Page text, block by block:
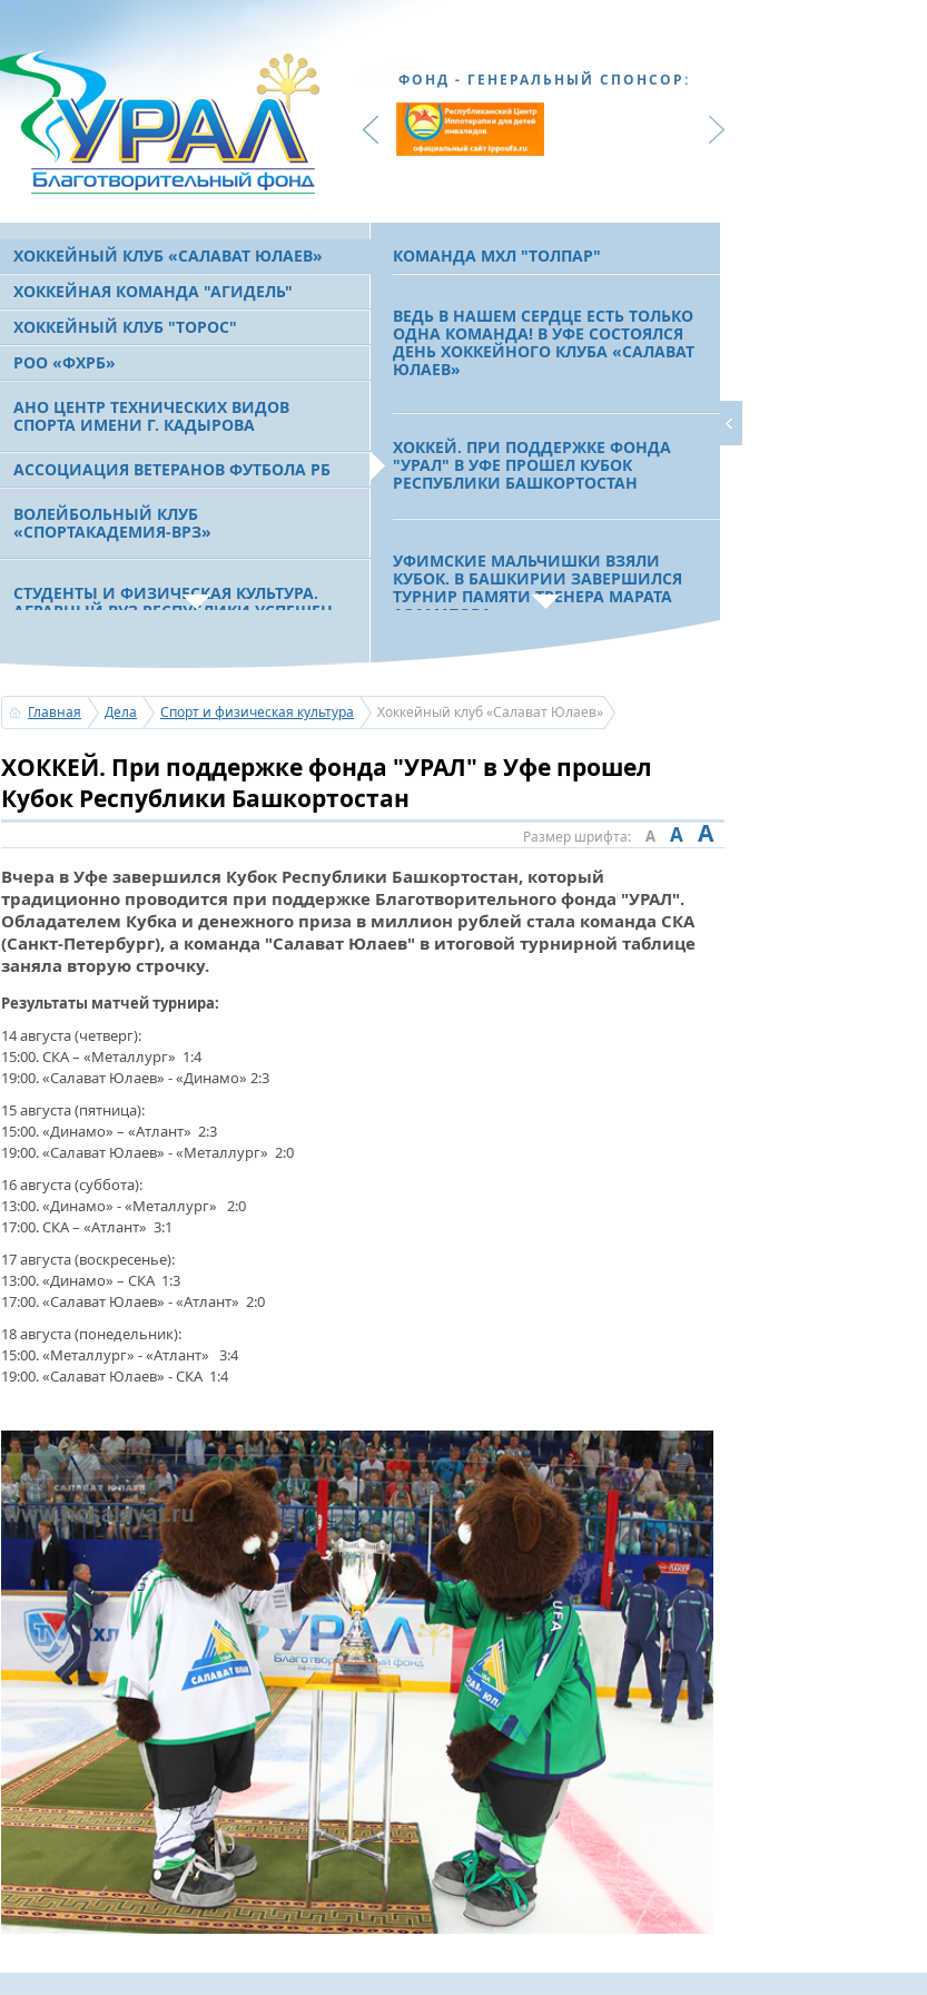
ФОНД - ГЕНЕРАЛЬНЫЙ СПОНСОР:
ХОККЕЙНЫЙ КЛУБ «САЛАВАТ ЮЛАЕВ»
ХОККЕЙНАЯ КОМАНДА "АГИДЕЛЬ"
ХОККЕЙНЫЙ КЛУБ "ТОРОС"
РОО «ФХРБ»
АНО ЦЕНТР ТЕХНИЧЕСКИХ ВИДОВ
СПОРТА ИМЕНИ Г. КАДЫРОВА
АССОЦИАЦИЯ ВЕТЕРАНОВ ФУТБОЛА РБ
ВОЛЕЙБОЛЬНЫЙ КЛУБ
«СПОРТАКАДЕМИЯ-ВРЗ»
СТУДЕНТЫ И ФИЗИЧЕСКАЯ КУЛЬТУРА.
АГРАРНЫЙ ВУЗ РЕСПУБЛИКИ УСПЕШЕН
ОБРАЗОВАНИЕ И СПОРТ. АГРАРНЫЙ
УНИВЕРСИТЕТ ЗАВЕРШАЕТ УСТРОЙСТВО
НОВОГО СПОРТИВНОГО ЗАЛА
«ЯТЫП ҠАЛҒАНСЫ АТЫП ҠАЛ». УФА
МОЖЕТ СТАТЬ ЦЕНТРОМ ПОДГОТОВКИ
ПАМЯТИ АЛЕКСАНДРА КНИССА. НА
УФИМСКОМ БИАТЛОНЕ СОСТОЯЛИСЬ
СОРЕВНОВАНИЯ ПО ЛЫЖНЫМ ГОНКАМ
НА ПЕРВЕНСТВО БАШКОРТОСТАНА
ЭФФЕКТ ПОДДЕРЖКИ. СТУДЕНТ
АГРАРНОГО УНИВЕРСИТЕТА СТАЛ
СЕРЕБРЯНЫМ ПРИЗЕРОМ ЧЕМПИОНАТА
МИРА ПО ПАУЭРЛИФТИНГУ
«БАШКОРТОСТАН - ЗА ЗДОРОВЫЙ ОБРАЗ
ЖИЗНИ». В УФЕ ОТКРЫТ ЧЕМПИОНАТ
РЕСПУБЛИКИ ПО БОРЬБЕ НА ПОЯСАХ
ЗАУРАЛЬСКИМ КИКБОКСЕРАМ.
ВОЗМОЖНОСТЬ РАЗВИВАТЬ
УГАСАЮЩИЙ В РАЙОНЕ ВИД СПОРТА
ПУСТЬ ПОБЕДИТ ТАМАРА! В КАЗАХСТАНЕ
НАЧИНАЕТСЯ МАТЧ ЗА ЗВАНИЕ
ЧЕМПИОНА МИРА ПО
МЕЖДУНАРОДНЫМ ШАШКАМ WOMEN’S
WORLD TITLE MATCH 2015
ВПЕРВЫЕ В ИСТОРИИ РАЙОНА.
БИЖБУЛЯК СТАЛ МЕСТОМ ПРОВЕДЕНИЯ
ФИНАЛА ПЕРВЕНСТВА ДЕТСКОЙ
ХОККЕЙНОЙ ЛИГИ РЕСПУБЛИКИ
БАШКОРТОСТАН
СПОРТИВНЫЙ ГОРОД АГИДЕЛЬ. ФОНД
"УРАЛ" ПРИВЕЗ ПОДАРОК К ОТКРЫТИЮ
НОВОГО СПОРТКОМПЛЕКСА
КОМАНДА МХЛ "ТОЛПАР"
ВЕДЬ В НАШЕМ СЕРДЦЕ ЕСТЬ ТОЛЬКО
ОДНА КОМАНДА! В УФЕ СОСТОЯЛСЯ
ДЕНЬ ХОККЕЙНОГО КЛУБА «САЛАВАТ
ЮЛАЕВ»
ХОККЕЙ. ПРИ ПОДДЕРЖКЕ ФОНДА
"УРАЛ" В УФЕ ПРОШЕЛ КУБОК
РЕСПУБЛИКИ БАШКОРТОСТАН
УФИМСКИЕ МАЛЬЧИШКИ ВЗЯЛИ
КУБОК. В БАШКИРИИ ЗАВЕРШИЛСЯ
ТУРНИР ПАМЯТИ ТРЕНЕРА МАРАТА
АЗАМАТОВА
ХОККЕЙ. КАЛЕНДАРЬ МАТЧЕЙ
ЧЕМПИОНАТА КОНТИНЕНТАЛЬНОЙ
РОССИИ ПО ХОККЕЮ СЕЗОНА 2014-
2015 ГГ.
ИТОГОВАЯ ПРЕСС-КОНФЕРЕНЦИЯ В
ХОККЕЙНОМ КЛУБЕ «САЛАВАТ
ЮЛАЕВ»
«САЛАВАТ» ДАРИТ ДОБРО»
ДОБРЫЕ ДЕЛА "АГИДЕЛИ"
Главная Дела Спорт и физическая культура Хоккейный клуб «Салават Юлаев»
ХОККЕЙ. При поддержке фонда "УРАЛ" в Уфе прошел
Кубок Республики Башкортостан
Размер шрифта: A A A
Вчера в Уфе завершился Кубок Республики Башкортостан, который
традиционно проводится при поддержке Благотворительного фонда "УРАЛ".
Обладателем Кубка и денежного приза в миллион рублей стала команда СКА
(Санкт-Петербург), а команда "Салават Юлаев" в итоговой турнирной таблице
заняла вторую строчку.
Результаты матчей турнира:
14 августа (четверг):
15:00. СКА – «Металлург» 1:4
19:00. «Салават Юлаев» - «Динамо» 2:3
15 августа (пятница):
15:00. «Динамо» – «Атлант» 2:3
19:00. «Салават Юлаев» - «Металлург» 2:0
16 августа (суббота):
13:00. «Динамо» - «Металлург» 2:0
17:00. СКА – «Атлант» 3:1
17 августа (воскресенье):
13:00. «Динамо» – СКА 1:3
17:00. «Салават Юлаев» - «Атлант» 2:0
18 августа (понедельник):
15:00. «Металлург» - «Атлант» 3:4
19:00. «Салават Юлаев» - СКА 1:4